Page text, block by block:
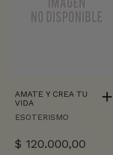
AMATE Y CREA TU
VIDA
ESOTERISMO
$ 120.000,00